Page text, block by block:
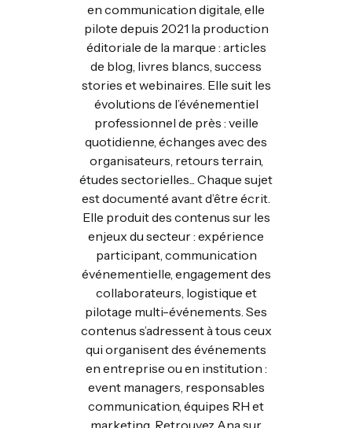
en communication digitale, elle
pilote depuis 2021 la production
éditoriale de la marque : articles
de blog, livres blancs, success
stories et webinaires. Elle suit les
évolutions de l’événementiel
professionnel de près : veille
quotidienne, échanges avec des
organisateurs, retours terrain,
études sectorielles... Chaque sujet
est documenté avant d’être écrit.
Elle produit des contenus sur les
enjeux du secteur : expérience
participant, communication
événementielle, engagement des
collaborateurs, logistique et
pilotage multi-événements. Ses
contenus s’adressent à tous ceux
qui organisent des événements
en entreprise ou en institution :
event managers, responsables
communication, équipes RH et
marketing. Retrouvez Ana sur